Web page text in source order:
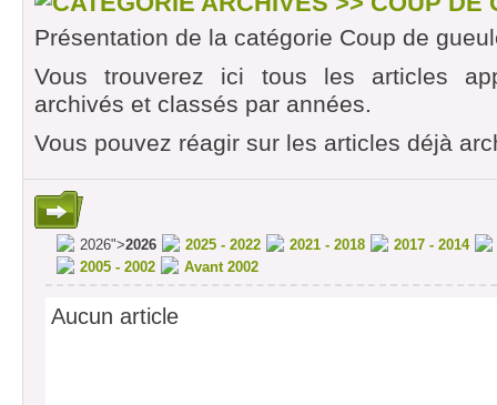
Présentation de la catégorie Coup de
Vous trouverez ici tous les articles
archivés et classés par années.
Vous pouvez réagir sur les articles déjà
2026">2026 2025 - 2022 2021 - 2018
2017 - 2014
2005 - 2002
Avant 2002
Aucun article